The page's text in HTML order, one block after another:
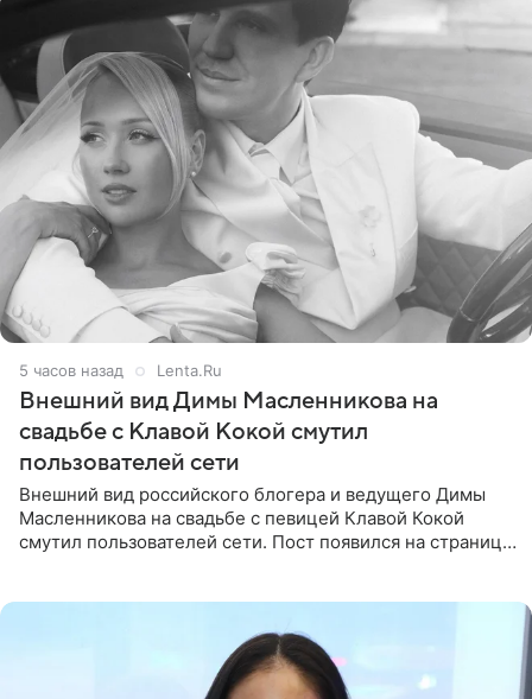
5 часов назад Lenta.Ru
Внешний вид Димы Масленникова на
свадьбе с Клавой Кокой смутил
пользователей сети
Внешний вид российского блогера и ведущего Димы
Масленникова на свадьбе с певицей Клавой Кокой
смутил пользователей сети. Пост появился на странице